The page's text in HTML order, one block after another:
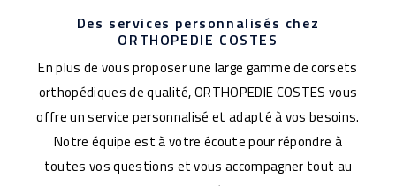
Des services personnalisés chez
ORTHOPEDIE COSTES
En plus de vous proposer une large gamme de corsets
orthopédiques de qualité, ORTHOPEDIE COSTES vous
offre un service personnalisé et adapté à vos besoins.
Notre équipe est à votre écoute pour répondre à
toutes vos questions et vous accompagner tout au